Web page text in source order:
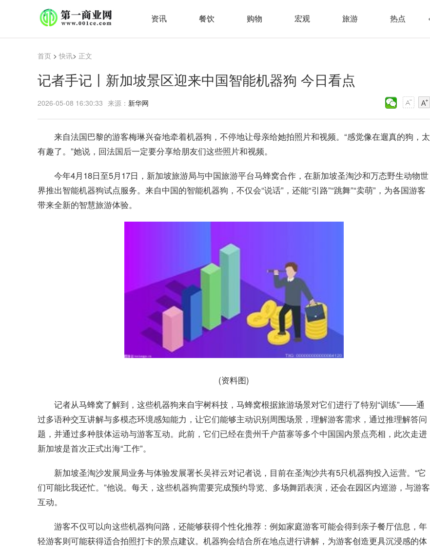
资讯 餐饮 购物 宏观 旅游 热点
首页 >快讯> 正文
记者手记丨新加坡景区迎来中国智能机器狗 今日看点
2026-05-08 16:30:33 来源： 新华网
来自法国巴黎的游客梅琳兴奋地牵着机器狗，不停地让母亲给她拍照片和视频。“感觉像在遛真的狗，太
有趣了。”她说，回法国后一定要分享给朋友们这些照片和视频。
今年4月18日至5月17日，新加坡旅游局与中国旅游平台马蜂窝合作，在新加坡圣淘沙和万态野生动物世
界推出智能机器狗试点服务。来自中国的智能机器狗，不仅会“说话”，还能“引路”“跳舞”“卖萌”，为各国游客
带来全新的智慧旅游体验。
(资料图)
记者从马蜂窝了解到，这些机器狗来自宇树科技，马蜂窝根据旅游场景对它们进行了特别“训练”——通
过多语种交互讲解与多模态环境感知能力，让它们能够主动识别周围场景，理解游客需求，通过推理解答问
题，并通过多种肢体运动与游客互动。此前，它们已经在贵州千户苗寨等多个中国国内景点亮相，此次走进
新加坡是首次正式出海“工作”。
新加坡圣淘沙发展局业务与体验发展署长吴祥云对记者说，目前在圣淘沙共有5只机器狗投入运营。“它
们可能比我还忙。”他说。每天，这些机器狗需要完成预约导览、多场舞蹈表演，还会在园区内巡游，与游客
互动。
游客不仅可以向这些机器狗问路，还能够获得个性化推荐：例如家庭游客可能会得到亲子餐厅信息，年
轻游客则可能获得适合拍照打卡的景点建议。机器狗会结合所在地点进行讲解，为游客创造更具沉浸感的体